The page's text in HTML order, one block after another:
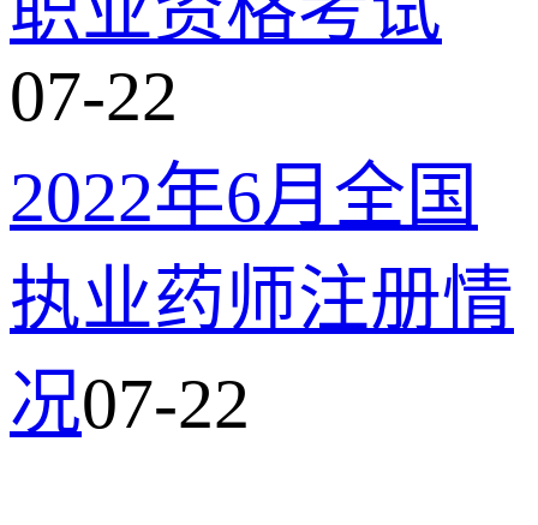
07-22
2022年6月全国
执业药师注册情
况07-22